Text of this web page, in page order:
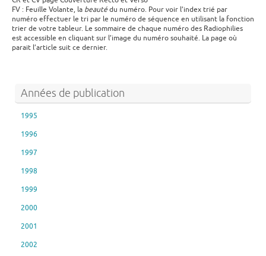
FV : Feuille Volante, la beautédu numéro. Pour voir l’index trié par
numéro effectuer le tri par le numéro de séquence en utilisant la fonction
trier de votre tableur. Le sommaire de chaque numéro des Radiophilies
est accessible en cliquant sur l’image du numéro souhaité. La page où
parait l’article suit ce dernier.
Années de publication
1995
1996
1997
1998
1999
2000
2001
2002